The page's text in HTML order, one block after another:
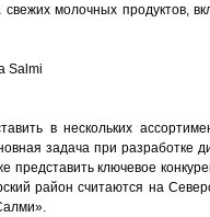
молочных продуктов,
в нескольких
задача при разработке
ключевое
район считаются на